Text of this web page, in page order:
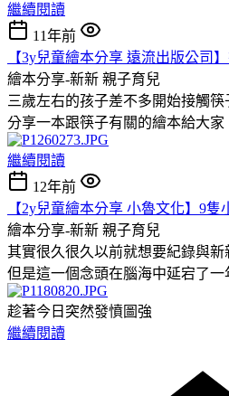
繼續閱讀
11年前
【3y兒童繪本分享 遠流出版公司
繪本分享-新新 親子育兒
三歲左右的孩子差不多開始接觸筷
分享一本跟筷子有關的繪本給大家
繼續閱讀
12年前
【2y兒童繪本分享 小魯文化】9
繪本分享-新新 親子育兒
其實很久很久以前就想要紀錄與新
但是這一個念頭在腦海中延宕了一
趁著今日突然發憤圖強
繼續閱讀